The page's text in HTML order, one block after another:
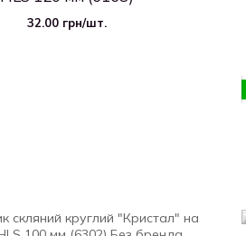
32.00 грн/шт.